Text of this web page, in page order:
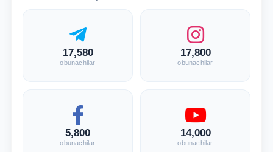
17,580
obunachilar
17,800
obunachilar
5,800
obunachilar
14,000
obunachilar